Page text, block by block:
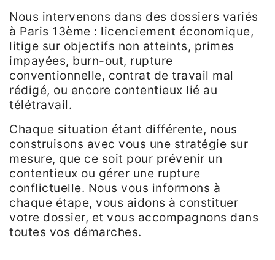
Nous intervenons dans des dossiers variés
à Paris 13ème : licenciement économique,
litige sur objectifs non atteints, primes
impayées, burn-out, rupture
conventionnelle, contrat de travail mal
rédigé, ou encore contentieux lié au
télétravail.
Chaque situation étant différente, nous
construisons avec vous une stratégie sur
mesure, que ce soit pour prévenir un
contentieux ou gérer une rupture
conflictuelle. Nous vous informons à
chaque étape, vous aidons à constituer
votre dossier, et vous accompagnons dans
toutes vos démarches.